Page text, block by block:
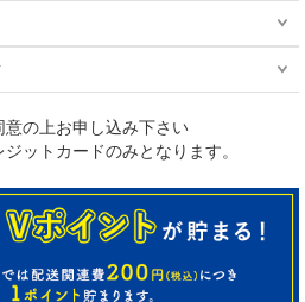
意の上お申し込み下さい
ットカードのみとなります。